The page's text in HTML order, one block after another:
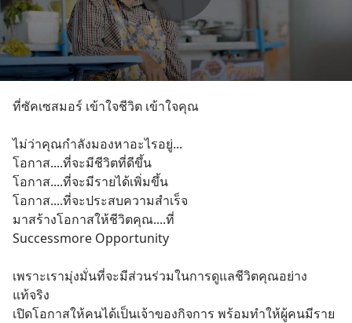
ที่ซัคเซสมอร์ เข้าใจชีวิต เข้าใจคุณ
ไม่ว่าคุณกำลังมองหาอะไรอยู่...
โอกาส....ที่จะมีชีวิตที่ดีขึ้น
โอกาส....ที่จะมีรายได้เพิ่มขึ้น
โอกาส....ที่จะประสบความสำเร็จ
มาสร้างโอกาสให้ชีวิตคุณ....ที่
Successmore Opportunity
เพราะเรามุ่งมั่นที่จะมีส่วนร่วมในการดูแลชีวิตคุณอย่าง
แท้จริง
เปิดโอกาสให้คนได้เป็นเจ้าของกิจการ พร้อมทำให้ผู้คนมีราย